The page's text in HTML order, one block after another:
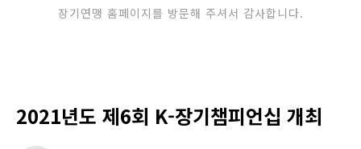
장기연맹 홈페이지를 방문해 주셔서 감사합니다.
2021년도 제6회 K-장기챔피언십 개최